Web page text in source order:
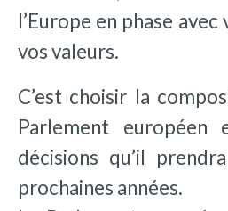
l’Europe en phase
vos valeurs.
C’est choisir la
Parlement européen
décisions qu’il
prochaines années.